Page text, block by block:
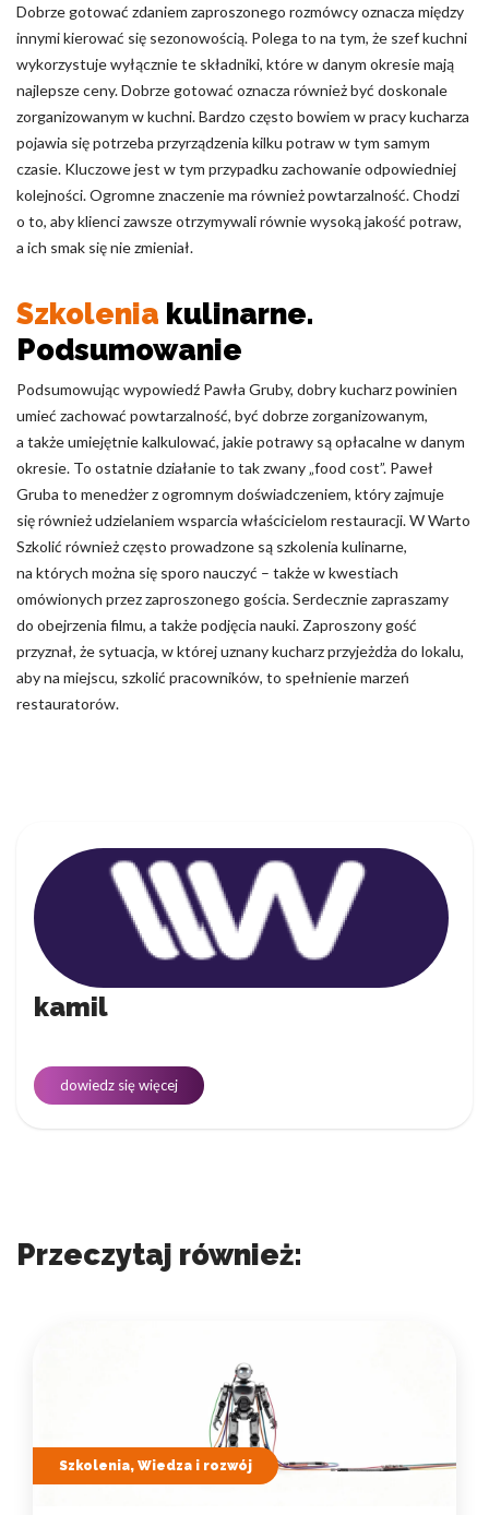
Dobrze gotować zdaniem zaproszonego rozmówcy oznacza między
innymi kierować się sezonowością. Polega to na tym, że szef kuchni
wykorzystuje wyłącznie te składniki, które w danym okresie mają
najlepsze ceny. Dobrze gotować oznacza również być doskonale
zorganizowanym w kuchni. Bardzo często bowiem w pracy kucharza
pojawia się potrzeba przyrządzenia kilku potraw w tym samym
czasie. Kluczowe jest w tym przypadku zachowanie odpowiedniej
kolejności. Ogromne znaczenie ma również powtarzalność. Chodzi
o to, aby klienci zawsze otrzymywali równie wysoką jakość potraw,
a ich smak się nie zmieniał.
Szkolenia kulinarne.
Podsumowanie
Podsumowując wypowiedź Pawła Gruby, dobry kucharz powinien
umieć zachować powtarzalność, być dobrze zorganizowanym,
a także umiejętnie kalkulować, jakie potrawy są opłacalne w danym
okresie. To ostatnie działanie to tak zwany „food cost”. Paweł
Gruba to menedżer z ogromnym doświadczeniem, który zajmuje
się również udzielaniem wsparcia właścicielom restauracji. W Warto
Szkolić również często prowadzone są szkolenia kulinarne,
na których można się sporo nauczyć – także w kwestiach
omówionych przez zaproszonego gościa. Serdecznie zapraszamy
do obejrzenia filmu, a także podjęcia nauki. Zaproszony gość
przyznał, że sytuacja, w której uznany kucharz przyjeżdża do lokalu,
aby na miejscu, szkolić pracowników, to spełnienie marzeń
restauratorów.
kamil
dowiedz się więcej
Przeczytaj również:
Szkolenia, Wiedza i rozwój